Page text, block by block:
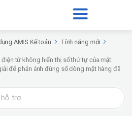
AMIS Kế toán
Tính năng mới
tử không hiển thị số thứ tự của mặt
để phản ánh đúng số dòng mặt hàng đã